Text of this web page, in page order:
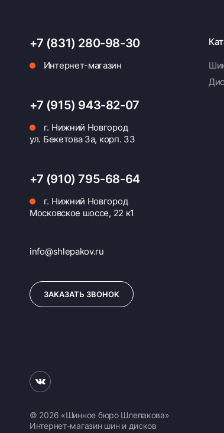
+7 (831) 280-98-30
Интернет-магазин
+7 (915) 943-82-07
г. Нижний Новгород
ул. Бекетова 3а, корп. 33
+7 (910) 795-68-64
г. Нижний Новгород
Московское шоссе, 22 к1
info@shlepakov.ru
ЗАКАЗАТЬ ЗВОНОК
© 2026 «Шинное бюро Шлепакова»
Интернет-магазин шин и дисков